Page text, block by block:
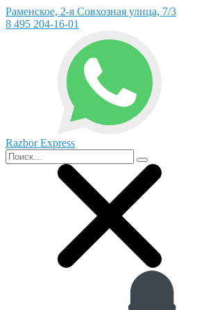
Раменское, 2-я Совхозная улица, 7/3
8 495 204-16-01
Razbor Express